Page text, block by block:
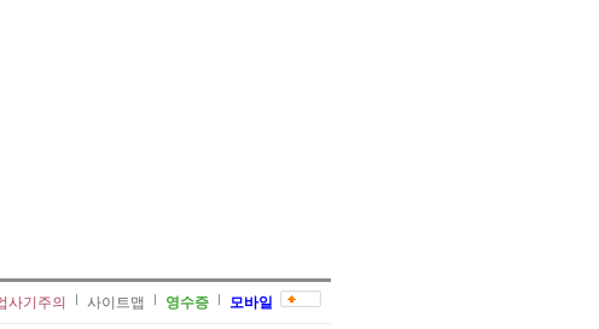
사기주의 사이트맵 영수증 모바일